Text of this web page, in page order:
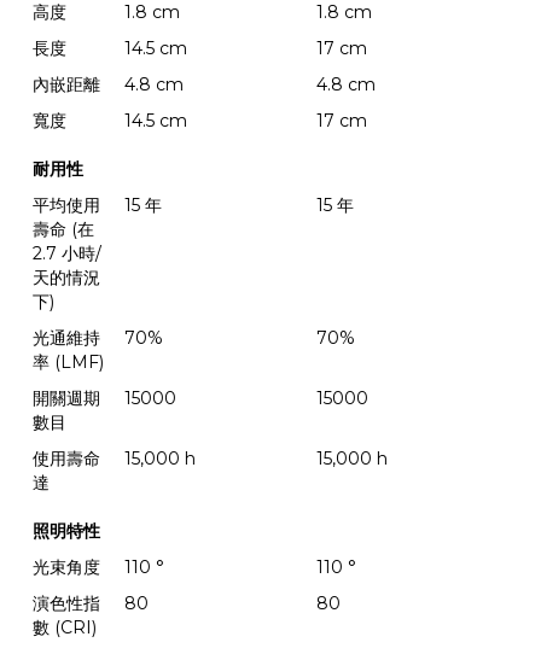
高度
1.8 cm
1.8 cm
長度
14.5 cm
17 cm
內嵌距離
4.8 cm
4.8 cm
寬度
14.5 cm 17 cm
耐用性
平均使用
壽命 (在
2.7 小時/
天的情況
下)
15 年 15 年
光通維持
率 (LMF)
70% 70%
開關週期
數目
15000 15000
使用壽命
達
15,000 h 15,000 h
照明特性
光束角度
110 °
110 °
演色性指
數 (CRI)
80 80